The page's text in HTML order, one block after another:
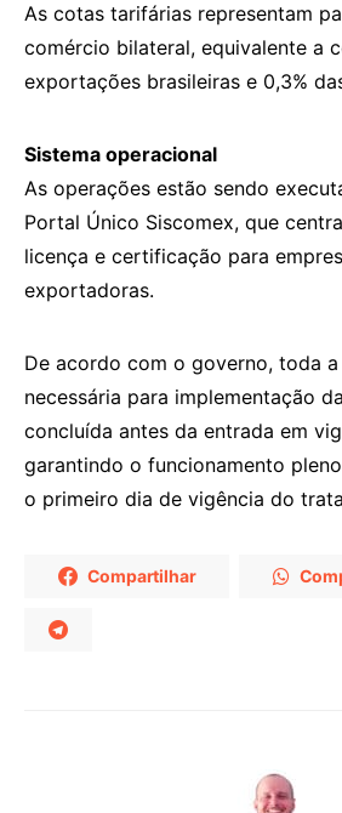
As cotas tarifárias representam
comércio bilateral, equivalente a
exportações brasileiras e 0,3%
Sistema operacional
As operações estão sendo
Portal Único Siscomex, que
licença e certificação para
exportadoras.
De acordo com o governo, toda
necessária para implementação
concluída antes da entrada em
garantindo o funcionamento
o primeiro dia de vigência do
Compartilhar